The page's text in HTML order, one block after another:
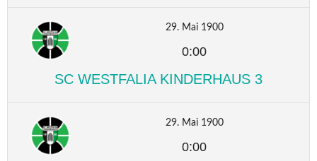
29. Mai 1900
0:00
SC WESTFALIA KINDERHAUS 3
29. Mai 1900
0:00